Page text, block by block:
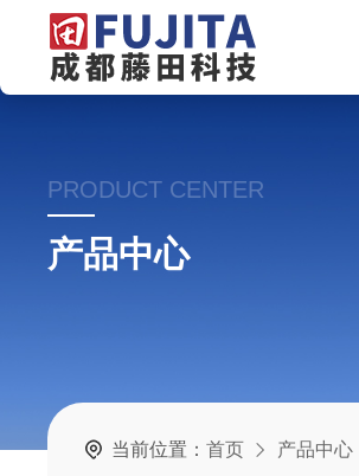
PRODUCT CENTER
产品中心
当前位置：首页 产品中心